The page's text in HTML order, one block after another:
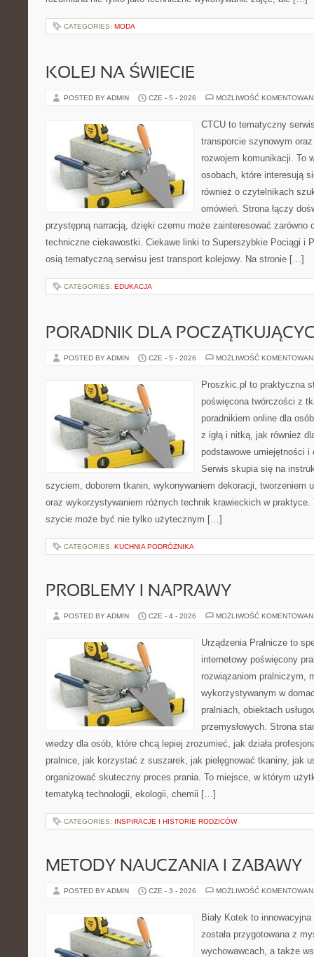
CATEGORIES: MODA
KOLEJ NA ŚWIECIE
POSTED BY ADMIN CZE - 5 - 2026 MOŻLIWOŚĆ
CTCU to tematyczny
transporcie szynowym
rozwojem komunikacji. To
osobach, które interesują
również o czytelnikach
omówień. Strona łączy
przystępną narracją, dzięki czemu może zainteresować zarówno
techniczne ciekawostki. Ciekawe linki to Superszybkie Pociągi i
osią tematyczną serwisu jest transport kolejowy. Na stronie […]
CATEGORIES: EDUKACJA
PORADNIK DLA
POSTED BY ADMIN CZE - 5 - 2026 MOŻLIWOŚĆ
Proszkic.pl to praktyczna
poświęcona twórczości z
poradnikiem online dla
z igłą i nitką, jak również
podstawowe umiejętności
Serwis skupia się na
szyciem, doborem tkanin, wykonywaniem dekoracji, tworzeniem
oraz wykorzystywaniem różnych technik krawieckich w
szycie może być nie tylko użytecznym […]
CATEGORIES: KUCHNIA PODRÓŻNIKA
PROBLEMY I NAPRAWY
POSTED BY ADMIN CZE - 4 - 2026 MOŻLIWOŚĆ
Urządzenia Pralnicze to
internetowy poświęcony
rozwiązaniom pralniczym,
wykorzystywanym w
pralniach, obiektach
przemysłowych. Strona
wiedzy dla osób, które chcą lepiej zrozumieć, jak działa
pralnice, jak korzystać z suszarek, jak pielęgnować tkaniny, jak
organizować skuteczny proces prania. To miejsce, w którym
tematyką technologii, ekologii, chemii […]
CATEGORIES: INSPIRACJE I HISTORIE RODZICÓW
METODY NAUCZANIA I ZABAWY
POSTED BY ADMIN CZE - 3 - 2026 MOŻLIWOŚĆ
Biały Kotek to
została przygotowana z
wychowawcach, a także